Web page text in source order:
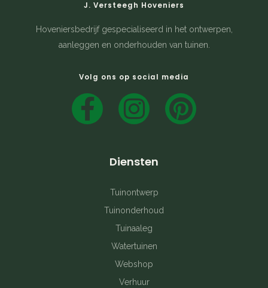
Diensten
Tuinontwerp
Tuinonderhoud
Tuinaaleg
Watertuinen
Webshop
Verhuur
J. Versteegh Hoveniers
Hoveniersbedrijf gespecialiseerd in het ontwerpen,
aanleggen en onderhouden van tuinen.
Volg ons op social media
F
a
I
n
s
a
g
r
a
P
i